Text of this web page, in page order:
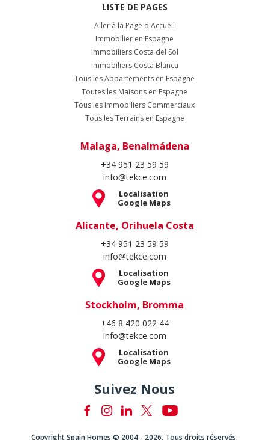
LISTE DE PAGES
Aller à la Page d'Accueil
Immobilier en Espagne
Immobiliers Costa del Sol
Immobiliers Costa Blanca
Tous les Appartements en Espagne
Toutes les Maisons en Espagne
Tous les Immobiliers Commerciaux
Tous les Terrains en Espagne
Malaga, Benalmádena
+34 951 23 59 59
info@tekce.com
Localisation
Google Maps
Alicante, Orihuela Costa
+34 951 23 59 59
info@tekce.com
Localisation
Google Maps
Stockholm, Bromma
+46 8 420 022 44
info@tekce.com
Localisation
Google Maps
Suivez Nous
Copyright Spain Homes © 2004 - 2026. Tous droits réservés.